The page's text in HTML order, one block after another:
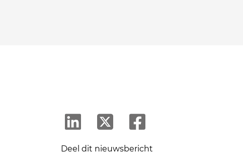
Deel dit nieuwsbericht